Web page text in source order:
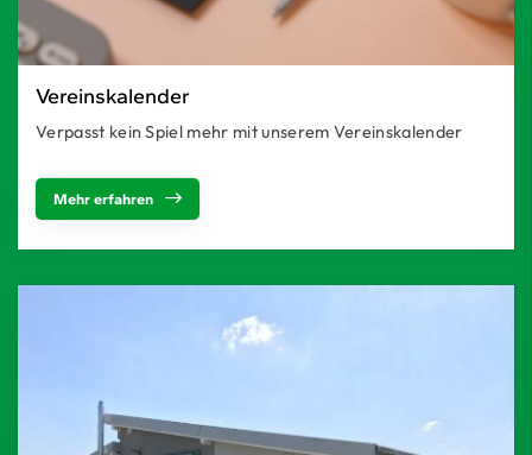
Vereinskalender
Verpasst kein Spiel mehr mit unserem Vereinskalender
Mehr erfahren